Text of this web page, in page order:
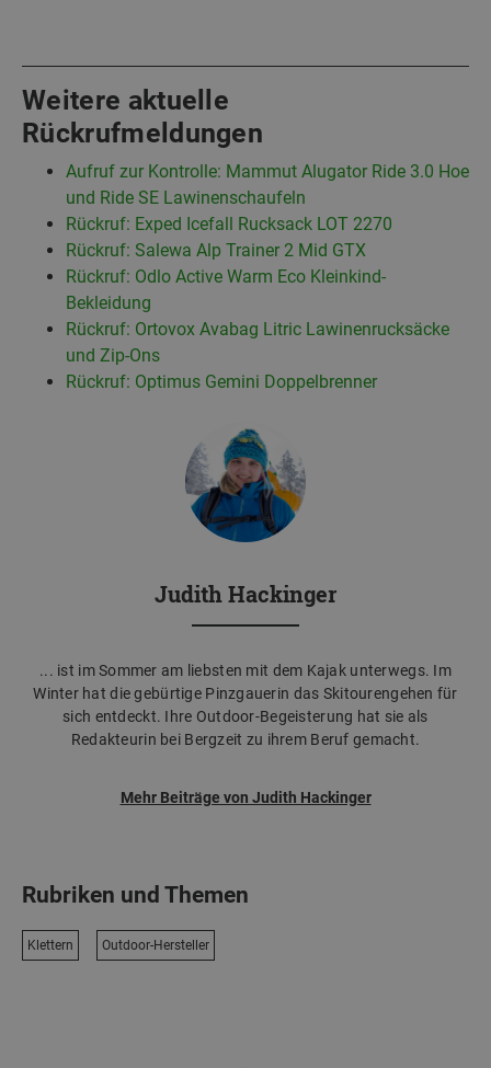
Weitere aktuelle
Rückrufmeldungen
Aufruf zur Kontrolle: Mammut Alugator Ride 3.0 Hoe
und Ride SE Lawinenschaufeln
Rückruf: Exped Icefall Rucksack LOT 2270
Rückruf: Salewa Alp Trainer 2 Mid GTX
Rückruf: Odlo Active Warm Eco Kleinkind-
Bekleidung
Rückruf: Ortovox Avabag Litric Lawinenrucksäcke
und Zip-Ons
Rückruf: Optimus Gemini Doppelbrenner
Judith Hackinger
... ist im Sommer am liebsten mit dem Kajak unterwegs. Im
Winter hat die gebürtige Pinzgauerin das Skitourengehen für
sich entdeckt. Ihre Outdoor-Begeisterung hat sie als
Redakteurin bei Bergzeit zu ihrem Beruf gemacht.
Mehr Beiträge von Judith Hackinger
Rubriken und Themen
Klettern Outdoor-Hersteller